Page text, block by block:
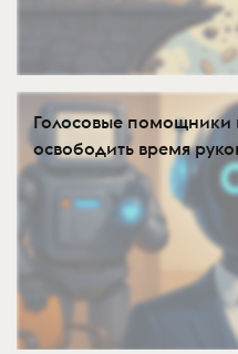
Голосовые помощники
освободить время